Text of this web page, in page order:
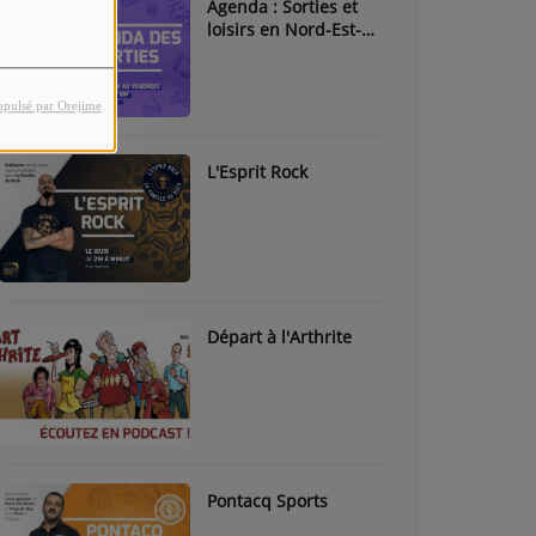
par Orejime
Agenda : Sorties et
loisirs en Nord-Est-
L'Esprit Rock
Départ à l'Arthrite
Pontacq Sports